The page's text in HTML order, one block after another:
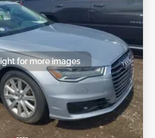
for more images